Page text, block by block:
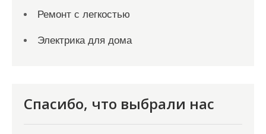
Ремонт с легкостью
Электрика для дома
Спасибо, что выбрали нас